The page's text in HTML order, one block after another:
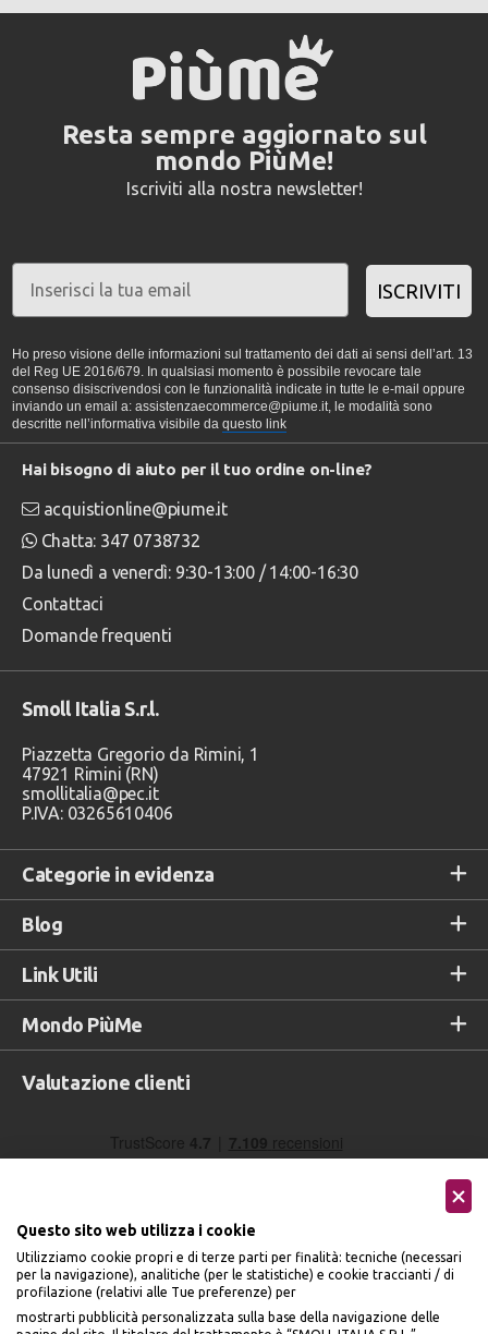
Resta sempre aggiornato sul
mondo PiùMe!
Iscriviti alla nostra newsletter!
ISCRIVITI
Ho preso visione delle informazioni sul trattamento dei dati ai sensi dell’art. 13
del Reg UE 2016/679. In qualsiasi momento è possibile revocare tale
consenso disiscrivendosi con le funzionalità indicate in tutte le e-mail oppure
inviando un email a: assistenzaecommerce@piume.it, le modalità sono
descritte nell’informativa visibile da questo link
Categorie in evidenza
Blog
Link Utili
Mondo PiùMe
Hai bisogno di aiuto per il tuo ordine on-line?
acquistionline@piume.it
Chatta: 347 0738732
Da lunedì a venerdì: 9:30-13:00 / 14:00-16:30
Contattaci
Domande frequenti
Smoll Italia S.r.l.
Piazzetta Gregorio da Rimini, 1
47921 Rimini (RN)
smollitalia@pec.it
P.IVA: 03265610406
Valutazione clienti
Seguici sui social
Questo sito web utilizza i cookie
Utilizziamo cookie propri e di terze parti per finalità: tecniche (necessari
per la navigazione), analitiche (per le statistiche) e cookie traccianti / di
profilazione (relativi alle Tue preferenze) per
mostrarti pubblicità personalizzata sulla base della navigazione delle